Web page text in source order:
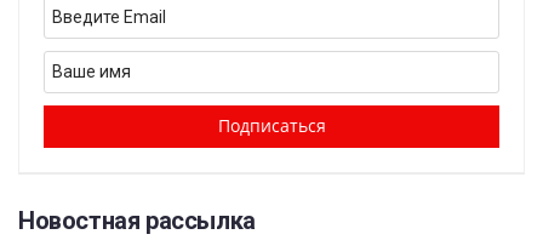
Новостная рассылка​